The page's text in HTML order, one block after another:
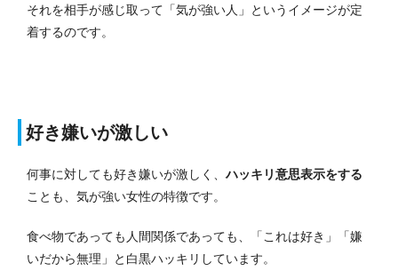
それを相手が感じ取って「気が強い人」というイメージが定
着するのです。
好き嫌いが激しい
何事に対しても好き嫌いが激しく、ハッキリ意思表示をする
ことも、気が強い女性の特徴です。
食べ物であっても人間関係であっても、「これは好き」「嫌
いだから無理」と白黒ハッキリしています。